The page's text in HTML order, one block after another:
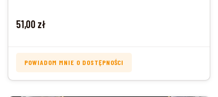
Cena
51,00 zł
POWIADOM MNIE O DOSTĘPNOŚCI